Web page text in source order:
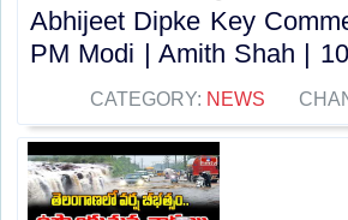
Abhijeet Dipke Key
PM Modi | Amith Shah |
CATEGORY: NEWS